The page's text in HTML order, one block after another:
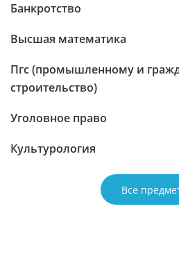
Банкротство
Высшая математика
Пгс (промышленному и
строительство)
Уголовное право
Культурология
Все